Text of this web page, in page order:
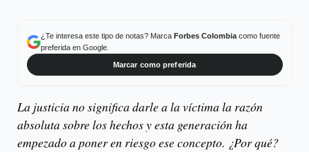
¿Te interesa este tipo de notas? Marca Forbes Colombiacomo fuente
preferida en Google.
Marcar como preferida
La justicia no significa darle a la víctima la razón
absoluta sobre los hechos y esta generación ha
empezado a poner en riesgo ese concepto. ¿Por qué?